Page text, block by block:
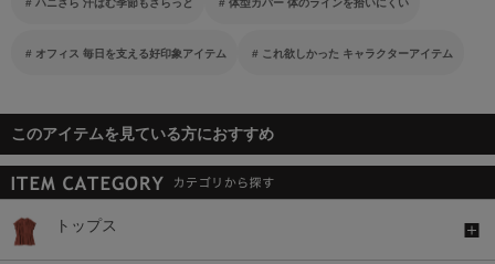
ハニさら 汗ばむ季節もさらっと 体型カバー 体のラインを拾いにくい
オフィス 毎日を支える好印象アイテム これ欲しかった キャラクターアイテム
このアイテムを見ている方におすすめ
トップス